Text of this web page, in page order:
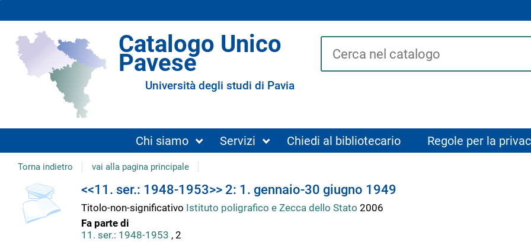
Catalogo Unico
Pavese
Università degli studi di Pavia
Cerca su "Catalogo"
Chi siamo Servizi Chiedi al bibliotecario Regole per la
Torna indietro vai alla pagina principale
Dettaglio
del
<<11. ser.: 1948-1953>> 2: 1. gennaio-30 giugno 1949
Titolo-non-significativo Istituto poligrafico e Zecca dello Stato 2006
Fa parte di
11. ser.: 1948-1953 , 2